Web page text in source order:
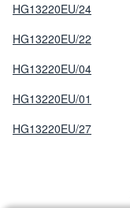
HG13220EU/24
HG13220EU/22
HG13220EU/04
HG13220EU/01
HG13220EU/27